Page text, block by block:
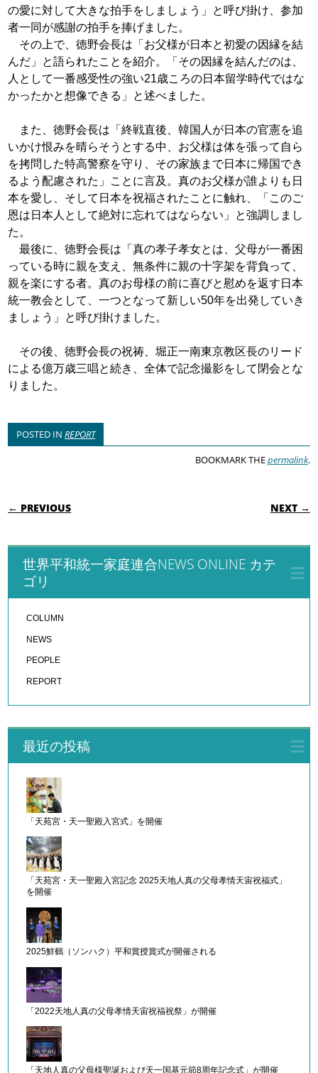
の愛に対して大きな拍手をしま しょう」と呼び掛け、参加
者一同が感謝の拍手を捧げました。
その上で、徳野会長は「お父様が日本と初愛の因縁を結
んだ」
と語られたことを紹介。「その因縁を結んだのは、
人として一番感受性の強い21歳ころの日本留学時代ではな
かったかと想像できる」と述べました。
また、徳野会長は「終戦直後、韓国人が日本の官憲を追
いかけ恨みを晴らそうとする中、お父様は体を張って自ら
を拷問した特高警察を守り、その家族まで日本に帰国でき
るよう配慮された」ことに言及。真のお父様が誰よりも日
本を愛し、そして 日本を祝福されたことに触れ、「このご
恩は日本人として絶対に忘れてはならない」と強調しまし
た。
最後に、徳野会長は「真の孝子孝女とは、父母が一番困
っている時に親を支え、無条件に親の十字架を背負って、
親を楽にする者。真のお母様の前に喜びと慰めを返す日本
統一教会として、一つとなって新しい50年を出発していき
ましょう」と呼び掛けました。
その後、徳野会長の祝祷、堀正一南東京教区長のリード
によ る億万歳三唱と続き、全体で記念撮影をして閉会とな
りました。
POSTED INREPORT
BOOKMARK THEpermalink.
POST NAVIGATION
← PREVIOUS NEXT →
世界平和統一家庭連合NEWS ONLINE カテ
ゴリ
COLUMN
NEWS
PEOPLE
REPORT
最近の投稿
「天苑宮・天一聖殿入宮式」を開催
「天苑宮・天一聖殿入宮記念 2025天地人真の父母孝情天宙祝福式」
を開催
2025鮮鶴（ソンハク）平和賞授賞式が開催される
「2022天地人真の父母孝情天宙祝福祝祭」が開催
「天地人真の父母様聖誕および天一国基元節8周年記念式」が開催